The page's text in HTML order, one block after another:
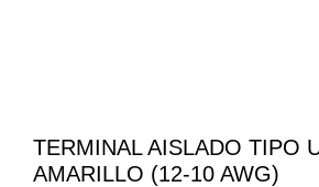
TERMINAL AISLADO TIPO
AMARILLO (12-10 AWG)